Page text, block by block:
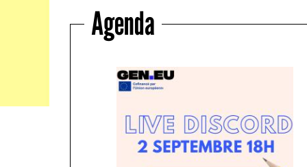
Agenda